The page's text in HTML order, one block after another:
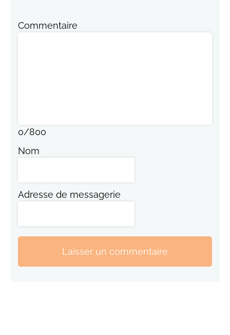
Commentaire
0/800
Nom
Adresse de messagerie
Laisser un commentaire